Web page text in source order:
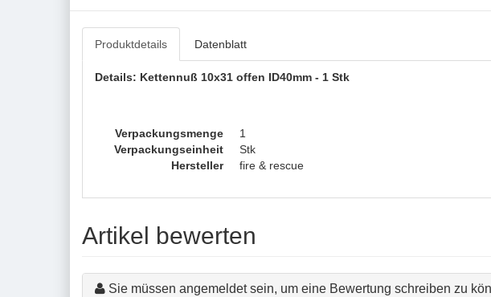
Produktdetails Datenblatt
Details: Kettennuß 10x31 offen ID40mm - 1 Stk
Verpackungsmenge
1
Verpackungseinheit
Stk
Hersteller
fire & rescue
Artikel bewerten
Sie müssen angemeldet sein, um eine Bewertung schreiben zu